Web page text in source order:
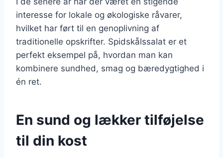
interesse for lokale og økologiske råvarer,
hvilket har ført til en genoplivning af
traditionelle opskrifter. Spidskålssalat er et
perfekt eksempel på, hvordan man kan
kombinere sundhed, smag og bæredygtighed i
én ret.
En sund og lækker tilføjelse
til din kost